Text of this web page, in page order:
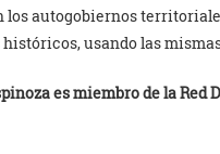
los autogobiernos
usando las
es miembro de la